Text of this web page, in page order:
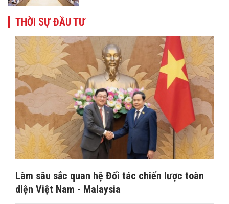
THỜI SỰ ĐẦU TƯ
Làm sâu sắc quan hệ Đối tác chiến lược toàn
diện Việt Nam - Malaysia